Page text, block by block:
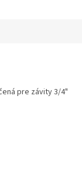
pre závity 3/4"